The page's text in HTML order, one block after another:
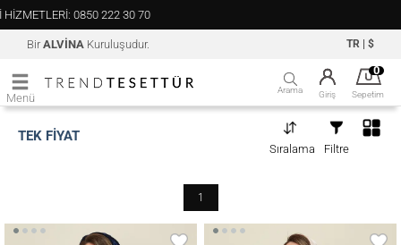
222 30 70
Bir ALVİNA Kuruluşudur. TR $
Menü
Arama Giriş
0
Sepetim
TEK FİYAT
Filtre
Sıralama
1